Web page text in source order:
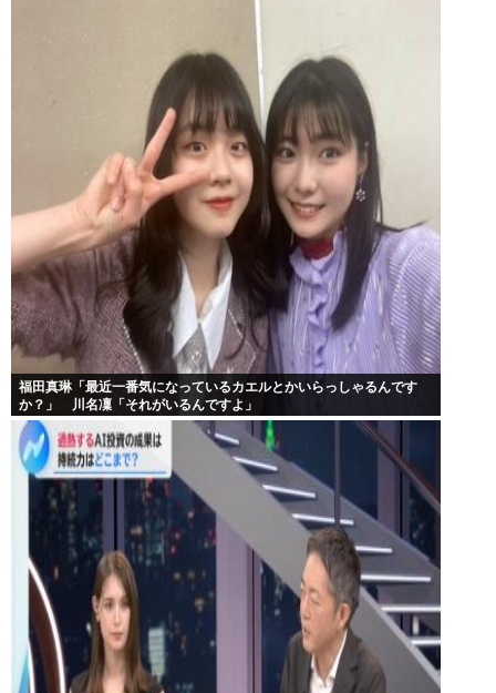
福田真琳「最近一番気になっているカエルとかいらっしゃるんです
か？」 川名凜「それがいるんですよ」